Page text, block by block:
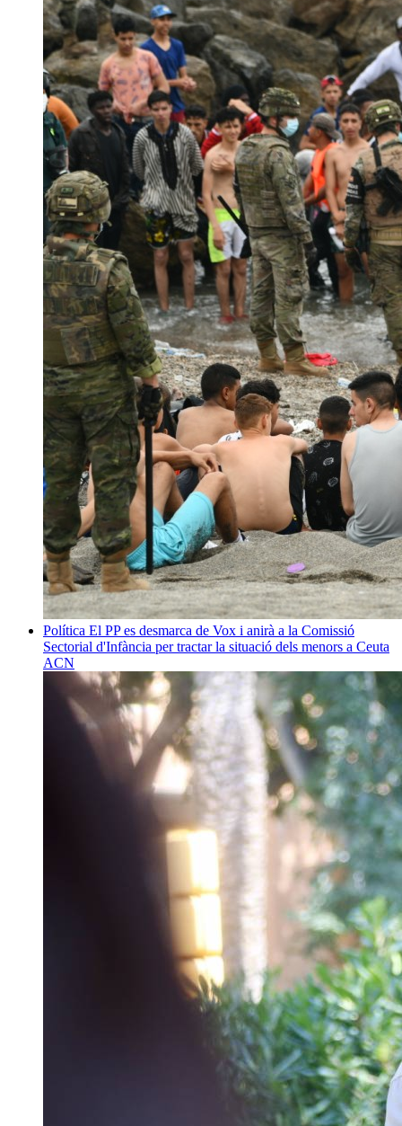
Política El PP es desmarca de Vox i anirà a la Comissió
Sectorial d'Infància per tractar la situació dels menors a Ceuta
ACN